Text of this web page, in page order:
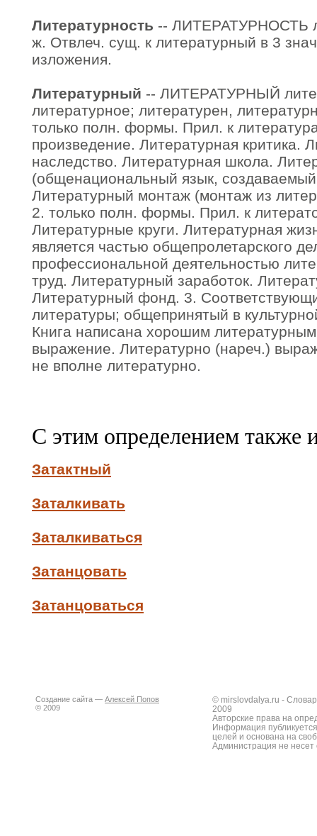
Литературность -- ЛИТЕРАТУРНОСТЬ
ж. Отвлеч. сущ. к литературный в 3
изложения.
Литературный -- ЛИТЕРАТУРНЫЙ
литературное; литературен,
только полн. формы. Прил. к
произведение. Литературная критика.
наследство. Литературная школа.
(общенациональный язык,
Литературный монтаж (монтаж из
2. только полн. формы. Прил. к
Литературные круги. Литературная
является частью общепролетарского
профессиональной деятельностью
труд. Литературный заработок.
Литературный фонд. 3.
литературы; общепринятый в
Книга написана хорошим
выражение. Литературно (нареч.)
не вполне литературно.
С этим определением также
Затактный
Заталкивать
Заталкиваться
Затанцовать
Затанцоваться
Создание сайта — Алексей Попов
© 2009
© mirslovdalya.ru -
2009
Авторские права на
Информация
целей и основана на
Администрация не несет